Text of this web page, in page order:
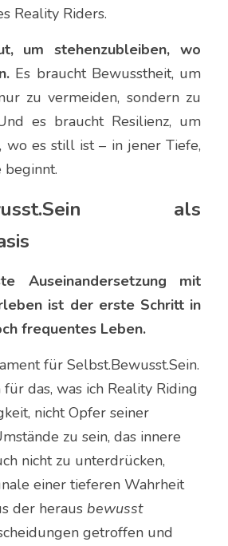
Reality Riders.
um stehenzubleiben, wo
Es braucht Bewusstheit, um
zu vermeiden, sondern zu
es braucht Resilienz, um
wo es still ist – in jener Tiefe,
beginnt.
als
Auseinandersetzung mit
ist der erste Schritt in
frequentes Leben.
das, was ich Reality Riding
nicht Opfer seiner
zu sein, das innere
nicht zu unterdrücken,
einer tieferen Wahrheit
der heraus bewusst
getroffen und